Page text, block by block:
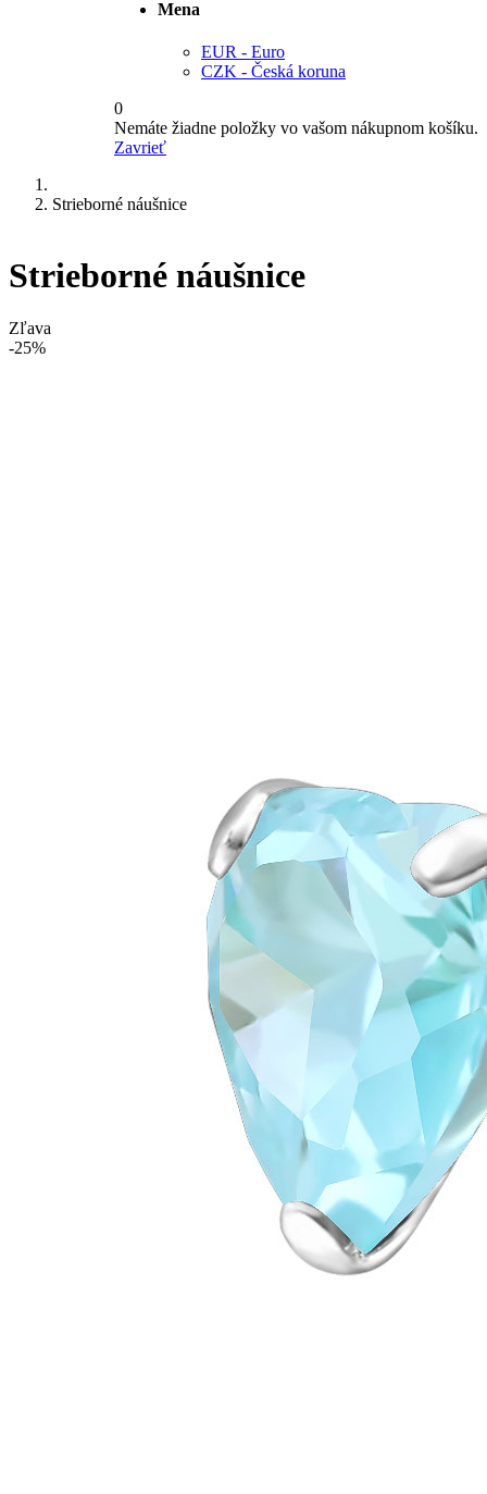
Mena
EUR - Euro
CZK - Česká koruna
0
Nemáte žiadne položky vo vašom nákupnom košíku.
Zavrieť
Strieborné náušnice
Strieborné náušnice
Zľava
-25%